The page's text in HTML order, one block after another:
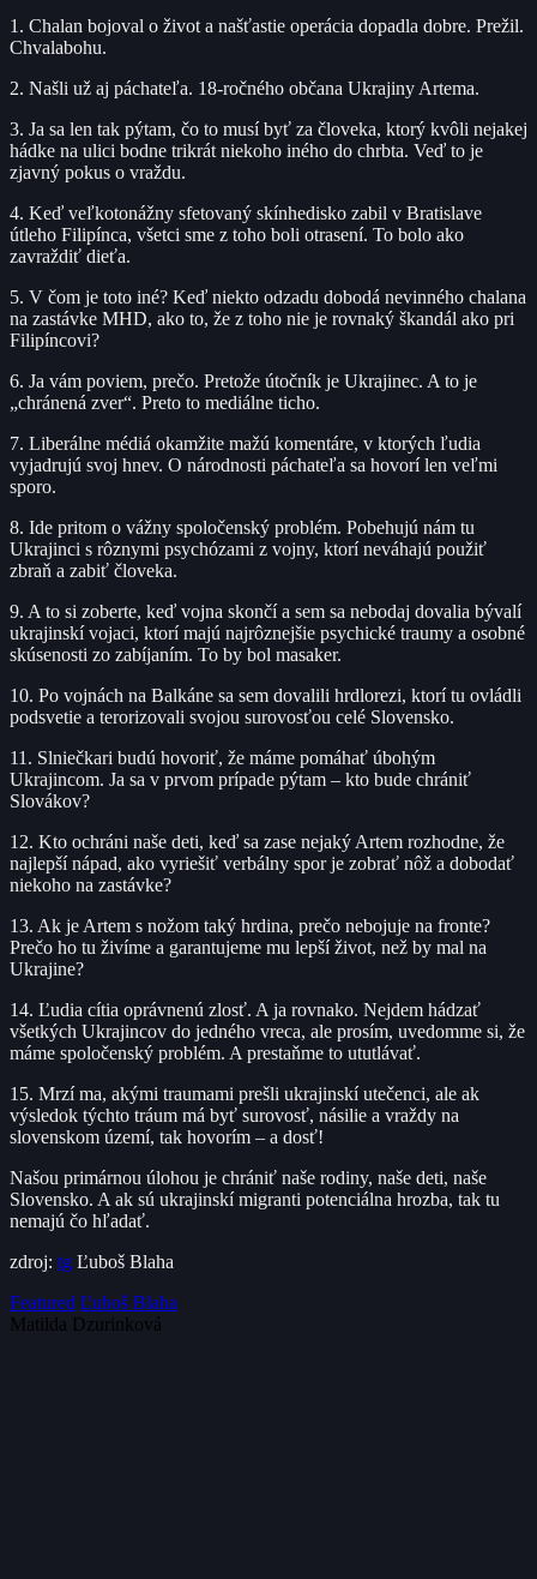
1. Chalan bojoval o život a našťastie operácia dopadla dobre. Prežil.
Chvalabohu.
2. Našli už aj páchateľa. 18-ročného občana Ukrajiny Artema.
3. Ja sa len tak pýtam, čo to musí byť za človeka, ktorý kvôli nejakej
hádke na ulici bodne trikrát niekoho iného do chrbta. Veď to je
zjavný pokus o vraždu.
4. Keď veľkotonážny sfetovaný skínhedisko zabil v Bratislave
útleho Filipínca, všetci sme z toho boli otrasení. To bolo ako
zavraždiť dieťa.
5. V čom je toto iné? Keď niekto odzadu dobodá nevinného chalana
na zastávke MHD, ako to, že z toho nie je rovnaký škandál ako pri
Filipíncovi?
6. Ja vám poviem, prečo. Pretože útočník je Ukrajinec. A to je
„chránená zver“. Preto to mediálne ticho.
7. Liberálne médiá okamžite mažú komentáre, v ktorých ľudia
vyjadrujú svoj hnev. O národnosti páchateľa sa hovorí len veľmi
sporo.
8. Ide pritom o vážny spoločenský problém. Pobehujú nám tu
Ukrajinci s rôznymi psychózami z vojny, ktorí neváhajú použiť
zbraň a zabiť človeka.
9. A to si zoberte, keď vojna skončí a sem sa nebodaj dovalia bývalí
ukrajinskí vojaci, ktorí majú najrôznejšie psychické traumy a osobné
skúsenosti zo zabíjaním. To by bol masaker.
10. Po vojnách na Balkáne sa sem dovalili hrdlorezi, ktorí tu ovládli
podsvetie a terorizovali svojou surovosťou celé Slovensko.
11. Slniečkari budú hovoriť, že máme pomáhať úbohým
Ukrajincom. Ja sa v prvom prípade pýtam – kto bude chrániť
Slovákov?
12. Kto ochráni naše deti, keď sa zase nejaký Artem rozhodne, že
najlepší nápad, ako vyriešiť verbálny spor je zobrať nôž a dobodať
niekoho na zastávke?
13. Ak je Artem s nožom taký hrdina, prečo nebojuje na fronte?
Prečo ho tu živíme a garantujeme mu lepší život, než by mal na
Ukrajine?
14. Ľudia cítia oprávnenú zlosť. A ja rovnako. Nejdem hádzať
všetkých Ukrajincov do jedného vreca, ale prosím, uvedomme si, že
máme spoločenský problém. A prestaňme to ututlávať.
15. Mrzí ma, akými traumami prešli ukrajinskí utečenci, ale ak
výsledok týchto tráum má byť surovosť, násilie a vraždy na
slovenskom území, tak hovorím – a dosť!
Našou primárnou úlohou je chrániť naše rodiny, naše deti, naše
Slovensko. A ak sú ukrajinskí migranti potenciálna hrozba, tak tu
nemajú čo hľadať.
zdroj: tg Ľuboš Blaha
Featured Ľuboš Blaha
Matilda Dzurinková